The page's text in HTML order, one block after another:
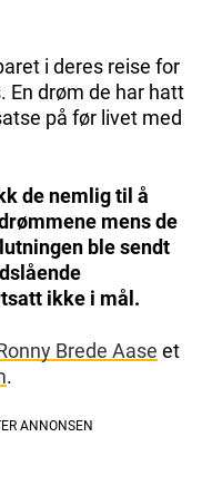
i deres reise for
En drøm de har hatt
på før livet med
de nemlig til å
mens de
ble sendt
ikke i mål.
Brede Aase et
.